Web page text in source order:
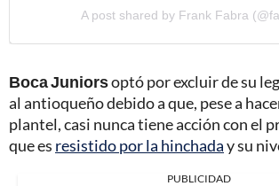
A post shared by Frank Fabra
Boca Juniorsoptó por excluir de su
al antioqueño debido a que, pese a
plantel, casi nunca tiene acción con el
que es resistido por la hinchaday su
PUBLICIDAD